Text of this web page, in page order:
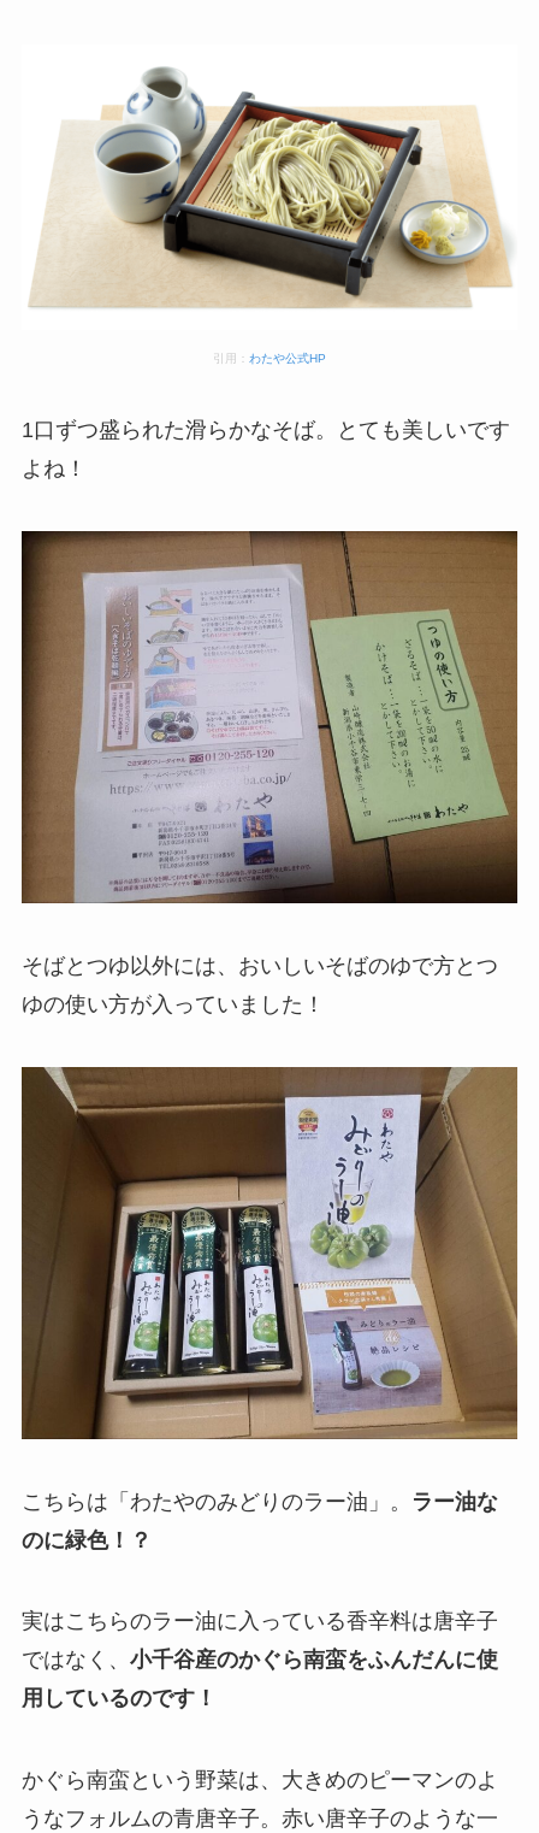
引用： わたや公式HP
1口ずつ盛られた滑らかなそば。とても美しいです
よね！
そばとつゆ以外には、おいしいそばのゆで方とつ
ゆの使い方が入っていました！
こちらは「わたやのみどりのラー油」。
ラー油な
のに緑色！？
実はこちらのラー油に入っている香辛料は唐辛子
ではなく、 小千谷産のかぐら南蛮をふんだんに使
用しているのです！
かぐら南蛮という野菜は、大きめのピーマンのよ
うなフォルムの青唐辛子。赤い唐辛子のような一